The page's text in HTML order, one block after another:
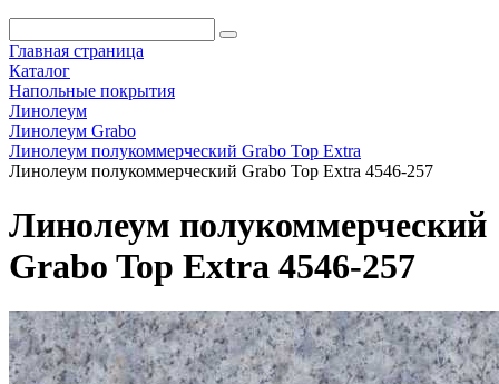
Главная страница
Каталог
Напольные покрытия
Линолеум
Линолеум Grabo
Линолеум полукоммерческий Grabo Top Extra
Линолеум полукоммерческий Grabo Top Extra 4546-257
Линолеум полукоммерческий
Grabo Top Extra 4546-257